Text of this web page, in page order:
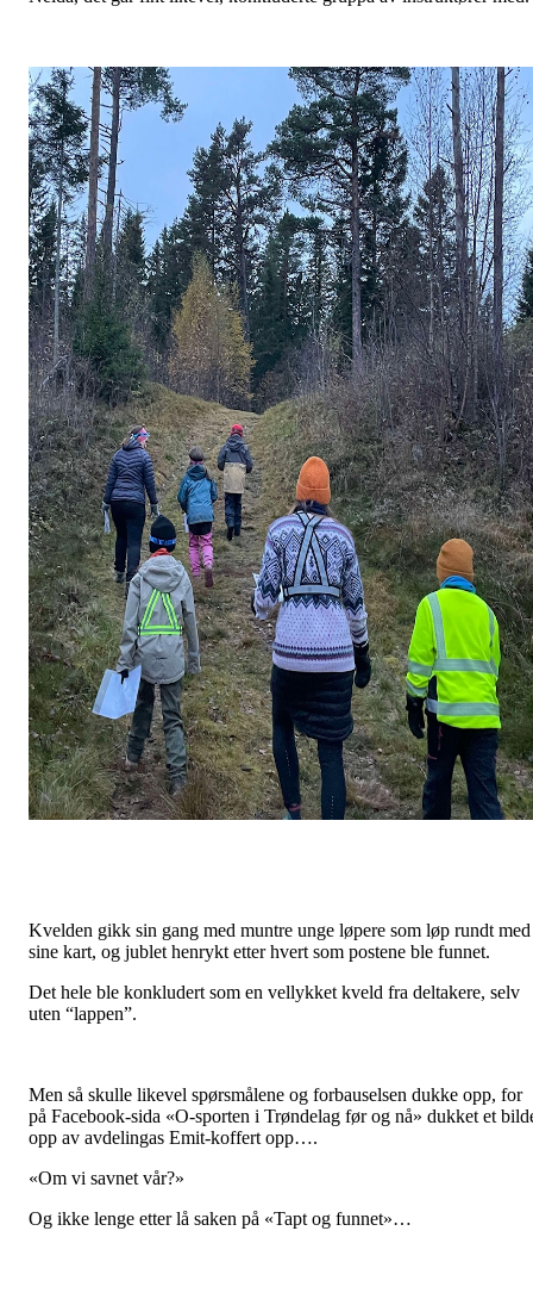
Kvelden gikk sin gang med muntre unge løpere som løp rundt med
sine kart, og jublet henrykt etter hvert som postene ble funnet.
Det hele ble konkludert som en vellykket kveld fra deltakere, selv
uten “lappen”.
Men så skulle likevel spørsmålene og forbauselsen dukke opp, for
på Facebook-sida «O-sporten i Trøndelag før og nå» dukket et
opp av avdelingas Emit-koffert opp….
«Om vi savnet vår?»
Og ikke lenge etter lå saken på «Tapt og funnet»…